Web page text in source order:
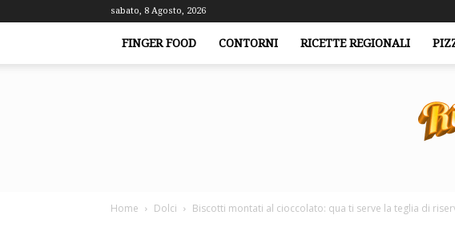
sabato, 8 Agosto, 2026
FINGER FOOD CONTORNI RICETTE REGIONALI
Home Dolci Biscotti montati al cioccolato: qua ti serve la teglia di